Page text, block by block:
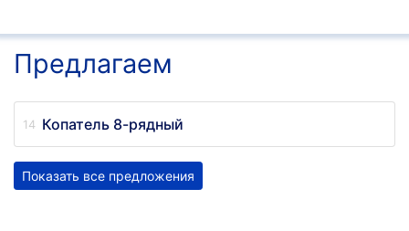
Предлагаем
Копатель 8-рядный
Показать все предложения